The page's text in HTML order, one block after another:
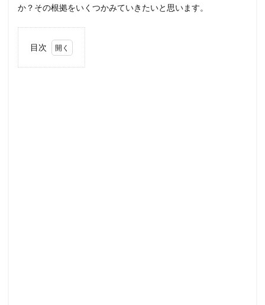
か？その根拠をいくつかみていきたいと思います。
目次